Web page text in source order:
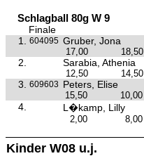
Schlagball 80g W 9
Finale
1.
604095 Gruber, Jona
17,00 18,50
2. Sarabia, Athenia
12,50 14,50
3. 609603 Peters, Elise
15,50 10,00
4. L�kamp, Lilly
2,00 8,00
Kinder W08 u.j.